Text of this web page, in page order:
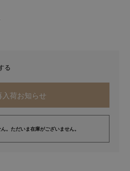
る
入荷お知らせ
。ただいま在庫がございません。